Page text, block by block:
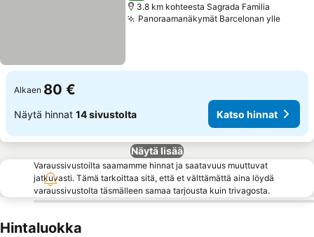
3.8 km kohteesta Sagrada Familia
Panoraamanäkymät Barcelonan ylle
Alkaen 80 €
Näytä hinnat 14 sivustolta Katso hinnat
Näytä lisää
Varaussivustoilta saamamme hinnat ja saatavuus muuttuvat
jatkuvasti. Tämä tarkoittaa sitä, että et välttämättä aina löydä
varaussivustolta täsmälleen samaa tarjousta kuin trivagosta.
Hintaluokka